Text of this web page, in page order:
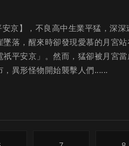
京】，不良高中生業平猛，深深
落，醒來時卻發現愛慕的月宮
平安京」。然而，猛卻被月宮
異形怪物開始襲擊人們......